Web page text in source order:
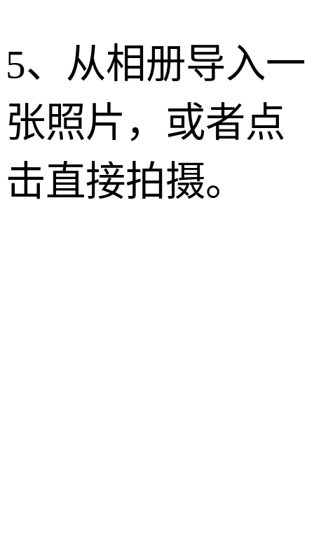
5、从相册导入一
张照片，或者点
击直接拍摄。